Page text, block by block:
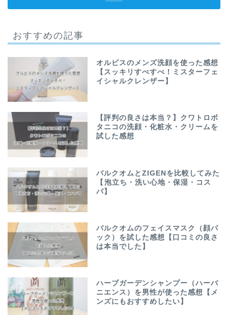
おすすめの記事
オルビスのメンズ洗顔を使った感想
【スッキリすべすべ！ミスターフェ
イシャルクレンザー】
【評判の良さは本当？】クワトロボ
タニコの洗顔・化粧水・クリームを
試した感想
バルクオムとZIGENを比較してみた
【泡立ち・洗い心地・保湿・コス
パ】
バルクオムのフェイスマスク（顔パ
ック）を試した感想【口コミの良さ
は本当でした】
ハーブガーデンシャンプー（ハーバ
ニエンス）を男性が使った感想【メ
ンズにもおすすめしたい】